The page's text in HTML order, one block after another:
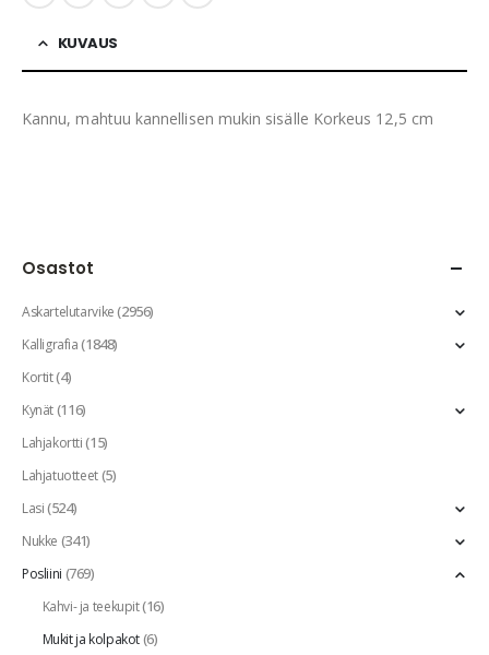
KUVAUS
Kannu, mahtuu kannellisen mukin sisälle Korkeus 12,5 cm
Osastot
Askartelutarvike(2956)
Kalligrafia(1848)
Kortit(4)
Kynät(116)
Lahjakortti(15)
Lahjatuotteet(5)
Lasi(524)
Nukke (341)
Posliini (769)
Kahvi- ja teekupit(16)
Mukit ja kolpakot(6)